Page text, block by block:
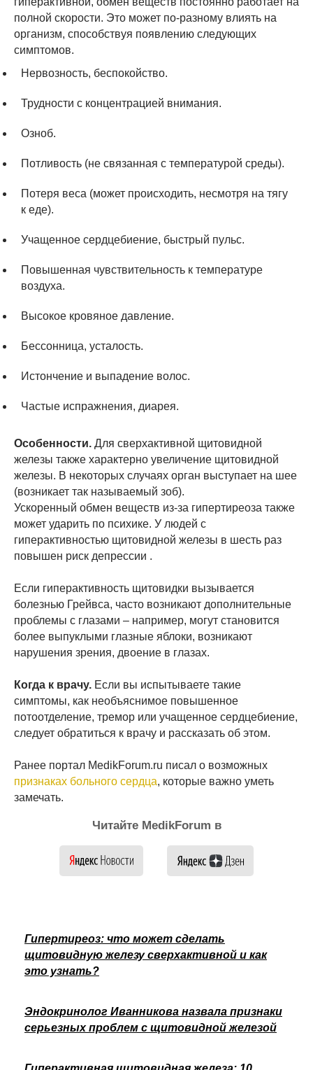
полной скорости. Это может по-разному влиять на
организм, способствуя появлению следующих
симптомов.
Нервозность, беспокойство.
Трудности с концентрацией внимания.
Озноб.
Потливость (не связанная с температурой среды).
Потеря веса (может происходить, несмотря на тягу
к еде).
Учащенное сердцебиение, быстрый пульс.
Повышенная чувствительность к температуре
воздуха.
Высокое кровяное давление.
Бессонница, усталость.
Истончение и выпадение волос.
Частые испражнения, диарея.
Особенности. Для сверхактивной щитовидной
железы также характерно увеличение щитовидной
железы. В некоторых случаях орган выступает на шее
(возникает так называемый зоб).
Ускоренный обмен веществ из-за гипертиреоза также
может ударить по психике. У людей с
гиперактивностью щитовидной железы в шесть раз
повышен риск депрессии .
Если гиперактивность щитовидки вызывается
болезнью Грейвса, часто возникают дополнительные
проблемы с глазами – например, могут становится
более выпуклыми глазные яблоки, возникают
нарушения зрения, двоение в глазах.
Когда к врачу. Если вы испытываете такие
симптомы, как необъяснимое повышенное
потоотделение, тремор или учащенное сердцебиение,
следует обратиться к врачу и рассказать об этом.
Ранее портал MedikForum.ru писал о возможных
признаках больного сердца, которые важно уметь
замечать.
Читайте MedikForum в
Гипертиреоз: что может сделать
щитовидную железу сверхактивной и как
это узнать?
Эндокринолог Иванникова назвала признаки
серьезных проблем с щитовидной железой